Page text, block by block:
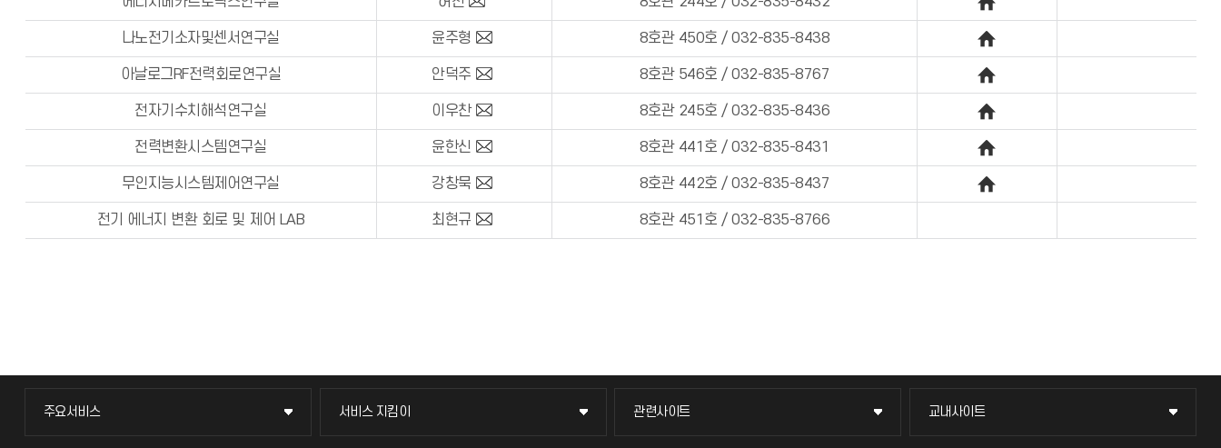
나노전기소자및센서연구실 윤주형 8호관 450호 / 032-835-8438
아날로그RF전력회로연구실 안덕주 8호관 546호 / 032-835-8767
전자기수치해석연구실 이우찬 8호관 245호 / 032-835-8436
전력변환시스템연구실 윤한신 8호관 441호 / 032-835-8431
무인지능시스템제어연구실 강창묵 8호관 442호 / 032-835-8437
전기 에너지 변환 회로 및 제어 LAB 최현규 8호관 451호 / 032-835-8766
주요서비스
주요서비스 서비스 지킴이
서비스 지킴이 관련사이트
관련사이트 교내사이트
교내사이트